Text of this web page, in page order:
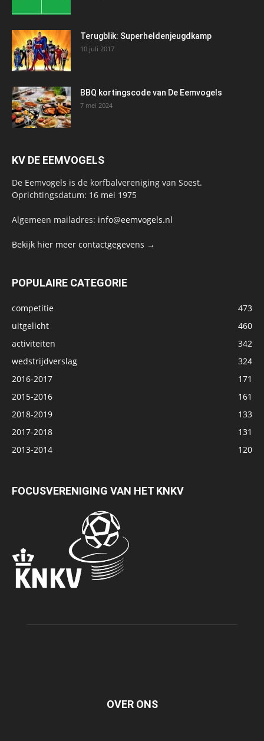
Terugblik: Superheldenjeugdkamp
10 juli 2017
BBQ kortingscode van De Eemvogels
7 mei 2024
KV DE EEMVOGELS
De Eemvogels is de korfbalvereniging van Soest.
Oprichtingsdatum: 16 mei 1975
Algemeen mailadres: info@eemvogels.nl
Bekijk hier meer contactgegevens →
POPULAIRE CATEGORIE
competitie
473
uitgelicht
460
activiteiten
342
wedstrijdverslag
324
2016-2017
171
2015-2016
161
2018-2019
133
2017-2018
131
2013-2014
120
FOCUSVERENIGING VAN HET KNKV
OVER ONS